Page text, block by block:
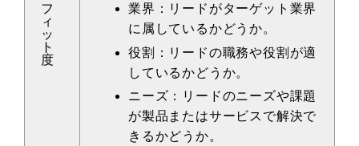
フ
ィ
ッ
ト
度
業界：リードがターゲット業界
に属しているかどうか。
役割：リードの職務や役割が適
しているかどうか。
ニーズ：リードのニーズや課題
が製品またはサービスで解決で
きるかどうか。